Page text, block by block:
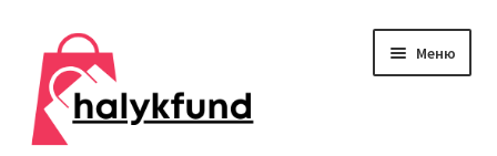
Перейти
навигации
Перейти
содержимому
Меню